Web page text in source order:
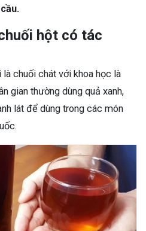
hột có tác
chuối chát với khoa học là
gian thường dùng quả xanh,
lát để dùng trong các món